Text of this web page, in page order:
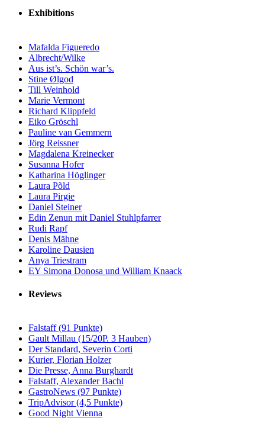
Exhibitions
Mafalda Figueredo
Albrecht/Wilke
Aus ist’s. Schön war’s.
Stine Ølgod
Till Weinhold
Marie Vermont
Richard Klippfeld
Eiko Gröschl
Pauline van Gemmern
Jörg Reissner
Magdalena Kreinecker
Susanna Hofer
Katharina Höglinger
Laura Põld
Laura Pirgie
Daniel Steiner
Edin Zenun mit Daniel Stuhlpfarrer
Rudi Rapf
Denis Mähne
Karoline Dausien
Anya Triestram
EY Simona Donosa und William Knaack
Reviews
Falstaff (91 Punkte)
Gault Millau (15/20P. 3 Hauben)
Der Standard, Severin Corti
Kurier, Florian Holzer
Die Presse, Anna Burghardt
Falstaff, Alexander Bachl
GastroNews (97 Punkte)
TripAdvisor (4,5 Punkte)
Good Night Vienna